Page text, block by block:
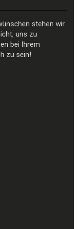
stehen wir
uns zu
bei Ihrem
zu sein!